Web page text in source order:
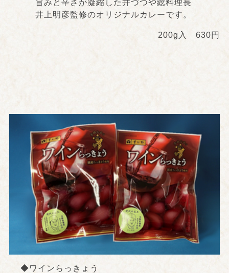
旨みと辛さが凝縮した井づつや総料理長
井上明彦監修のオリジナルカレーです。
200g入 630円
◆ワインらっきょう